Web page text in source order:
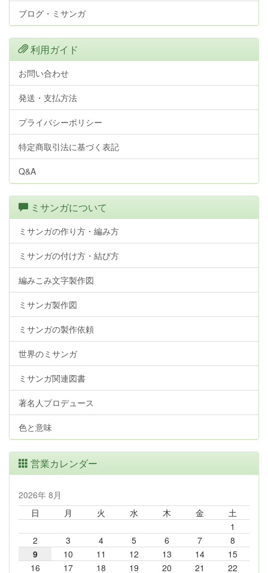
ブログ・ミサンガ
利用ガイド
お問い合わせ
発送・支払方法
プライバシーポリシー
特定商取引法に基づく表記
Q&A
ミサンガについて
ミサンガの作り方・編み方
ミサンガの付け方・結び方
編みこみ文字製作図
ミサンガ製作図
ミサンガの製作依頼
世界のミサンガ
ミサンガ関連図書
著名人プロデュース
色と意味
営業カレンダー
2026年 8月
日
月 火 水 木 金
土
1
2
3 4 5 6 7
8
9
10 11 12 13 14
15
16
17 18 19 20 21 22